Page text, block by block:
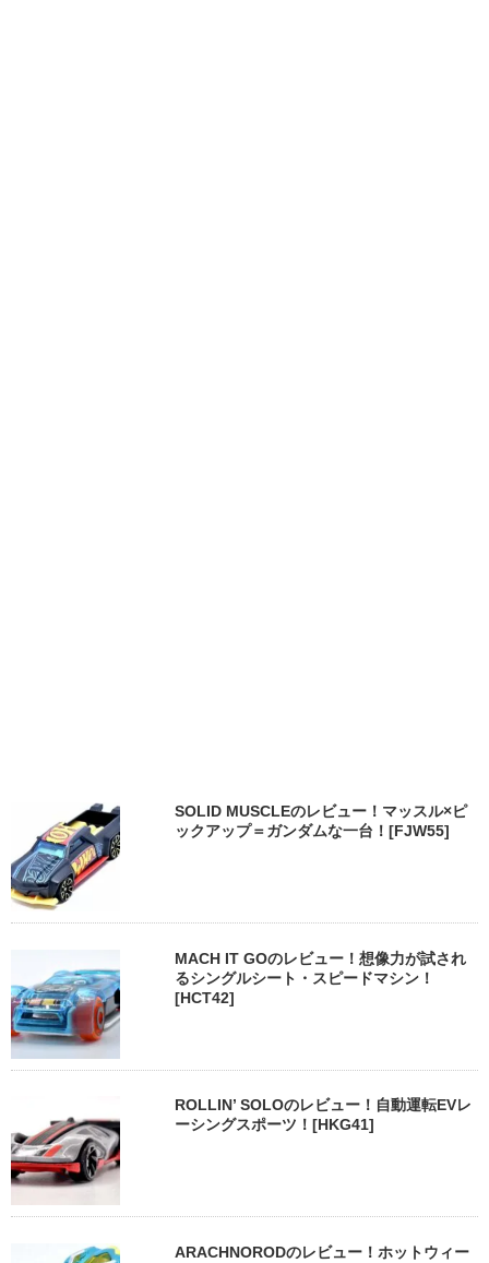
SOLID MUSCLEのレビュー！マッスル×ピ
ックアップ＝ガンダムな一台！[FJW55]
MACH IT GOのレビュー！想像力が試され
るシングルシート・スピードマシン！
[HCT42]
ROLLIN’ SOLOのレビュー！自動運転EVレ
ーシングスポーツ！[HKG41]
ARACHNORODのレビュー！ホットウィー